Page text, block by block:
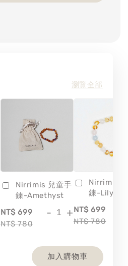
瀏覽全部
Nirrimis 兒童手
鍊-Amethyst
NT$ 699
NT$ 780
- +
Nirrimis
鍊-Lily
NT$ 699
NT$ 780
加入購物車